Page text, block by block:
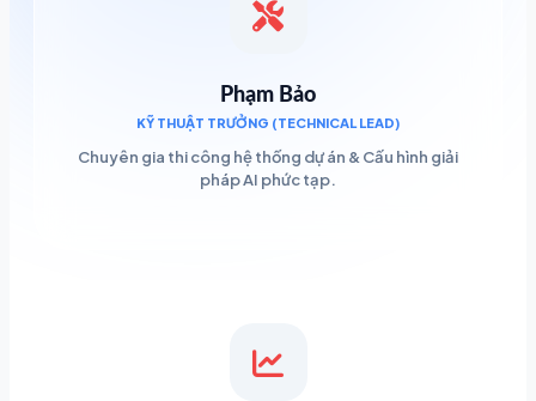
Phạm Bảo
KỸ THUẬT TRƯỞNG (TECHNICAL LEAD)
Chuyên gia thi công hệ thống dự án & Cấu hình giải
pháp AI phức tạp.